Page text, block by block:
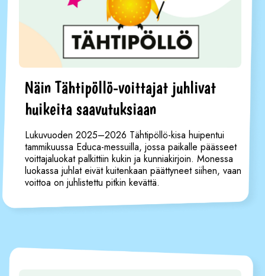
Näin Tähtipöllö-voittajat juhlivat
huikeita saavutuksiaan
Lukuvuoden 2025–2026 Tähtipöllö-kisa huipentui
tammikuussa Educa-messuilla, jossa paikalle päässeet
voittajaluokat palkittiin kukin ja kunniakirjoin. Monessa
luokassa juhlat eivät kuitenkaan päättyneet siihen, vaan
voittoa on juhlistettu pitkin kevättä.